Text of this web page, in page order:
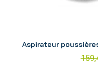
Aspirateur